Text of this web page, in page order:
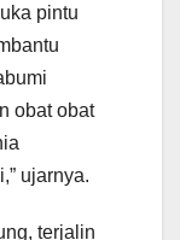
pintu
obat obat
ujarnya.
terjalin